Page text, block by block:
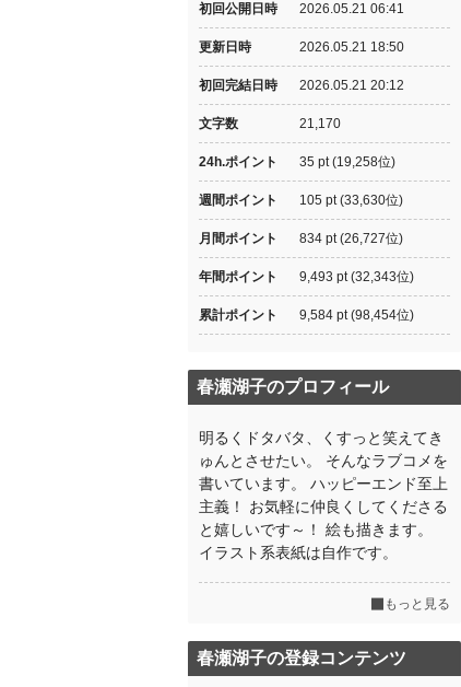
初回公開日時 2026.05.21 06:41
更新日時 2026.05.21 18:50
初回完結日時 2026.05.21 20:12
文字数 21,170
24h.ポイント 35 pt (19,258位)
週間ポイント 105 pt (33,630位)
月間ポイント 834 pt (26,727位)
年間ポイント 9,493 pt (32,343位)
累計ポイント 9,584 pt (98,454位)
春瀬湖子のプロフィール
明るくドタバタ、くすっと笑えてき
ゅんとさせたい。 そんなラブコメを
書いています。 ハッピーエンド至上
主義！ お気軽に仲良くしてくださる
と嬉しいです～！ 絵も描きます。
イラスト系表紙は自作です。
もっと見る
春瀬湖子の登録コンテンツ